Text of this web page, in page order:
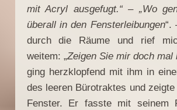
mit Acryl ausgefugt.“ – „Wo
überall in den Fensterleibungen“.
durch die Räume und rief
weitem: „Zeigen Sie mir doch mal
ging herzklopfend mit ihm in
des leeren Bürotraktes und
Fenster. Er fasste mit seinem